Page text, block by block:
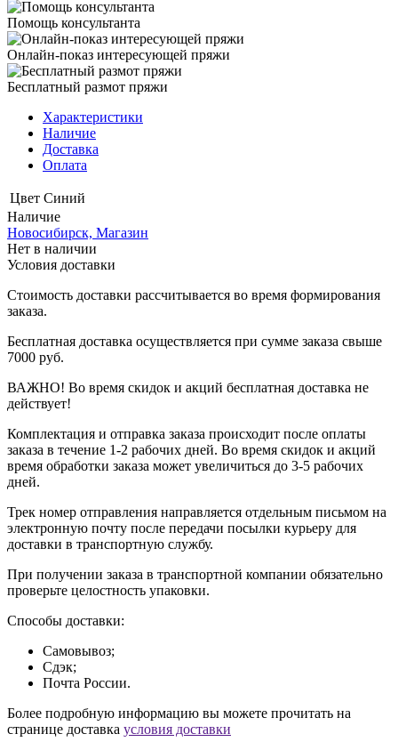
Помощь консультанта
Онлайн-показ интересующей пряжи
Бесплатный размот пряжи
Характеристики
Наличие
Доставка
Оплата
Цвет Синий
Наличие
Новосибирск, Магазин
Нет в наличии
Условия доставки
Стоимость доставки рассчитывается во время формирования
заказа.
Бесплатная доставка осуществляется при сумме заказа свыше
7000 руб.
ВАЖНО! Во время скидок и акций бесплатная доставка не
действует!
Комплектация и отправка заказа происходит после оплаты
заказа в течение 1-2 рабочих дней. Во время скидок и акций
время обработки заказа может увеличиться до 3-5 рабочих
дней.
Трек номер отправления направляется отдельным письмом на
электронную почту после передачи посылки курьеру для
доставки в транспортную службу.
При получении заказа в транспортной компании обязательно
проверьте целостность упаковки.
Способы доставки:
Самовывоз;
Сдэк;
Почта России.
Более подробную информацию вы можете прочитать на
странице доставка условия доставки